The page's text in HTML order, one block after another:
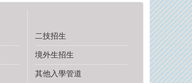
二技招生
境外生招生
其他入學管道